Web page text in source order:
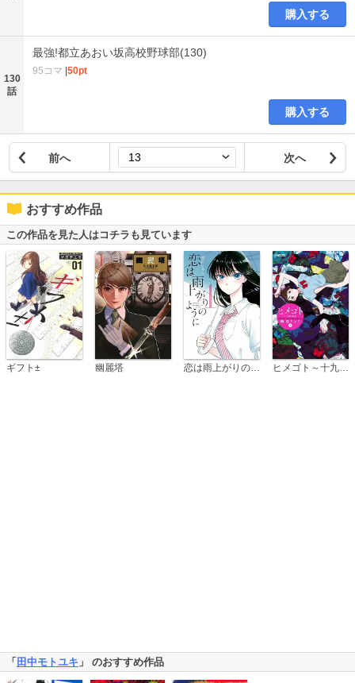
購入する
130
話
最強!都立あおい坂高校野球部(130)
95コマ 50pt
購入する
前へ 次へ
おすすめ作品
この作品を見た人はコチラも見ています
ギフト± 幽麗塔 恋は雨上がりのように ヒメゴト～十九歳の制服～
「 田中モトユキ 」 のおすすめ作品